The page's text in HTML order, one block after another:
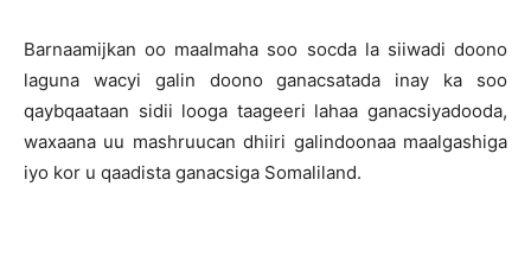
Barnaamijkan oo maalmaha soo socda la siiwadi doono
laguna wacyi galin doono ganacsatada inay ka soo
qaybqaataan sidii looga taageeri lahaa ganacsiyadooda,
waxaana uu mashruucan dhiiri galindoonaa maalgashiga
iyo kor u qaadista ganacsiga Somaliland.